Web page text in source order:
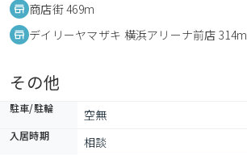
商店街 469m
デイリーヤマザキ 横浜アリーナ前店 314m
その他
駐車/駐輪 空無
入居時期 相談